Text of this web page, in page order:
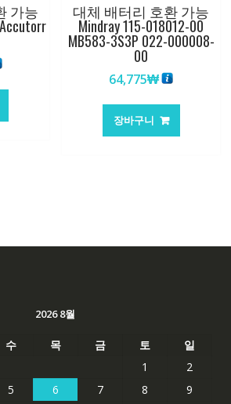
가능 대체 배터리 호환 가능
Mindray 115-018012-00
MB583-3S3P 022-000008-
00
64,775₩
장바구니
2026 8월
수 목 금 토
일
1
2
5 6 7 8
9